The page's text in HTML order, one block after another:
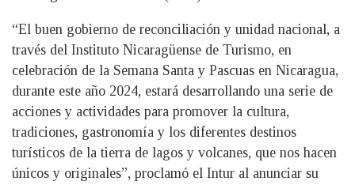
“El buen gobierno de reconciliación y unidad nacional, a
través del Instituto Nicaragüense de Turismo, en
celebración de la Semana Santa y Pascuas en Nicaragua,
durante este año 2024, estará desarrollando una serie de
acciones y actividades para promover la cultura,
tradiciones, gastronomía y los diferentes destinos
turísticos de la tierra de lagos y volcanes, que nos hacen
únicos y originales”, proclamó el Intur al anunciar su